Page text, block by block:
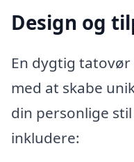
Design og
En dygtig
med at skabe
din personlige
inkludere: